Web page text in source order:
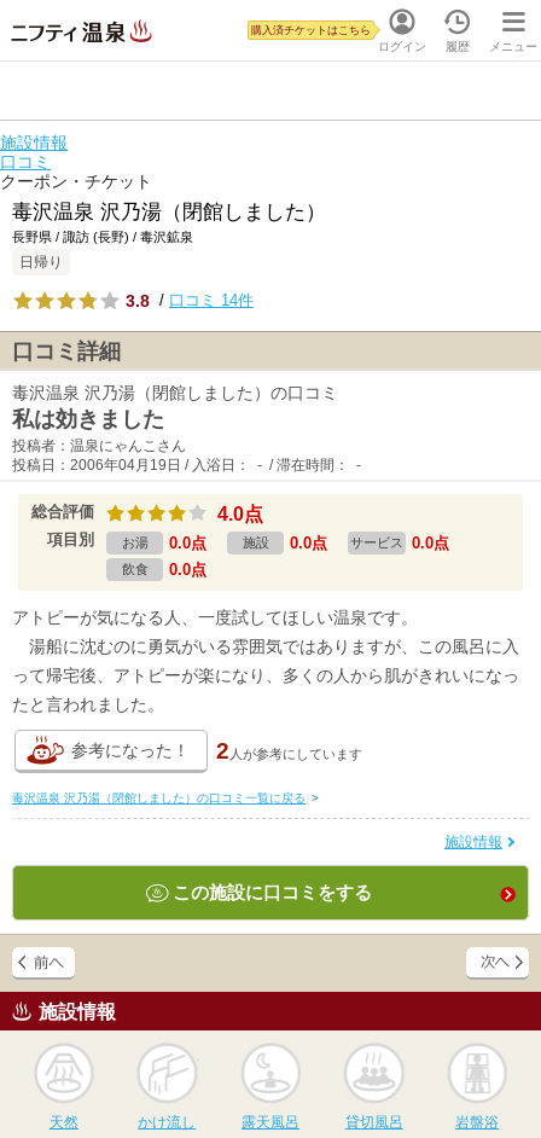
ログイン
購入済チケットはこちら
履歴 メニュー
施設情報
口コミ
クーポン・チケット
毒沢温泉 沢乃湯（閉館しました）
長野県 / 諏訪 (長野) / 毒沢鉱泉
日帰り
3.8 / 口コミ 14件
口コミ詳細
毒沢温泉 沢乃湯（閉館しました）の口コミ
私は効きました
投稿者：温泉にゃんこさん
投稿日：2006年04月19日 / 入浴日： - / 滞在時間： -
総合評価 4.0点
項目別 お湯 0.0点 施設 0.0点 サービス 0.0点
飲食 0.0点
アトピーが気になる人、一度試してほしい温泉です。
湯船に沈むのに勇気がいる雰囲気ではありますが、この風呂に入
って帰宅後、アトピーが楽になり、多くの人から肌がきれいになっ
たと言われました。
参考になった！ 2 人が参考にしています
毒沢温泉 沢乃湯（閉館しました）の口コミ一覧に戻る >
施設情報
この施設に口コミをする
施設情報
天然
かけ流し
かけ流し
露天風呂
露天風呂
貸切風呂
貸切風呂 岩盤浴